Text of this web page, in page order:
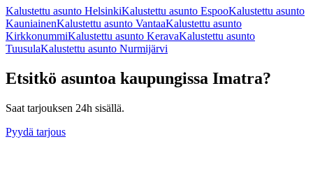
Kalustettu asunto HelsinkiKalustettu asunto EspooKalustettu asunto
KauniainenKalustettu asunto VantaaKalustettu asunto
KirkkonummiKalustettu asunto KeravaKalustettu asunto
TuusulaKalustettu asunto Nurmijärvi
Etsitkö asuntoa kaupungissa Imatra?
Saat tarjouksen 24h sisällä.
Pyydä tarjous